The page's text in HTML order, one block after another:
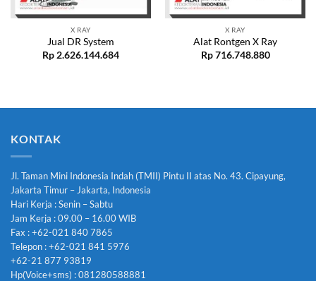
X RAY
Jual DR System
Rp 2.626.144.684
X RAY
Alat Rontgen X Ray
Rp716.748.880
KONTAK
Jl. Taman Mini Indonesia Indah (TMII) Pintu II atas No. 43. Cipayung,
Jakarta Timur – Jakarta, Indonesia
Hari Kerja : Senin – Sabtu
Jam Kerja : 09.00 – 16.00 WIB
Fax : +62-021 840 7865
Telepon : +62-021 841 5976
+62-21 877 93819
Hp(Voice+sms) : 081280588881